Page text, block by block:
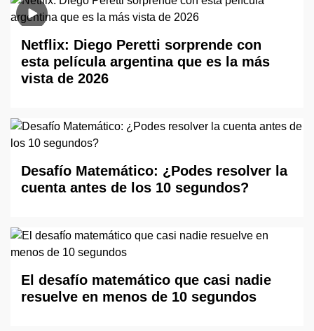
Netflix: Diego Peretti sorprende con
esta película argentina que es la más
vista de 2026
Desafío Matemático: ¿Podes resolver la
cuenta antes de los 10 segundos?
El desafío matemático que casi nadie
resuelve en menos de 10 segundos